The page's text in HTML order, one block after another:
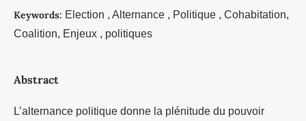
Keywords: Election , Alternance , Politique , Cohabitation,
Coalition, Enjeux , politiques
Abstract
L’alternance politique donne la plénitude du pouvoir